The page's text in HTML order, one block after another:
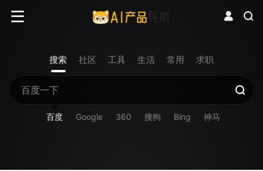
搜索 社区 工具 生活 常用 求职
百度 Google 360 搜狗 Bing 神马